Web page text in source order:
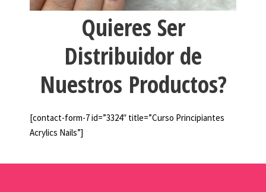
Quieres Ser
Distribuidor de
Nuestros Productos?
[contact-form-7 id=”3324″ title=”Curso Principiantes
Acrylics Nails”]